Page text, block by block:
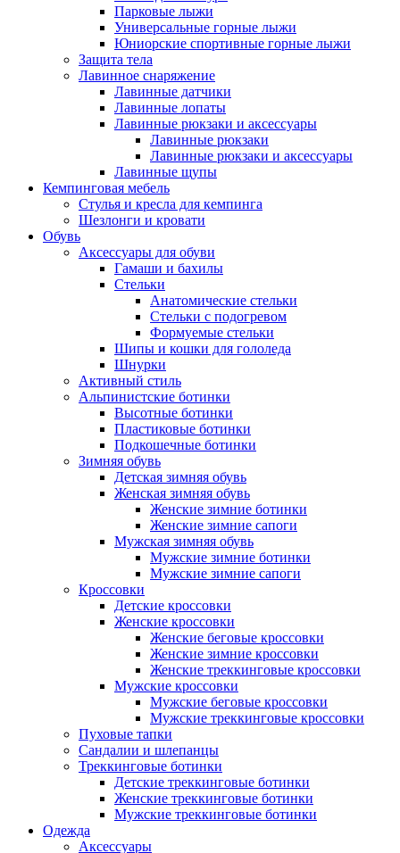
Парковые лыжи
Универсальные горные лыжи
Юниорские спортивные горные лыжи
Защита тела
Лавинное снаряжение
Лавинные датчики
Лавинные лопаты
Лавинные рюкзаки и аксессуары
Лавинные рюкзаки
Лавинные рюкзаки и аксессуары
Лавинные щупы
Кемпинговая мебель
Стулья и кресла для кемпинга
Шезлонги и кровати
Обувь
Аксессуары для обуви
Гамаши и бахилы
Стельки
Анатомические стельки
Стельки с подогревом
Формуемые стельки
Шипы и кошки для гололеда
Шнурки
Активный стиль
Альпинистские ботинки
Высотные ботинки
Пластиковые ботинки
Подкошечные ботинки
Зимняя обувь
Детская зимняя обувь
Женская зимняя обувь
Женские зимние ботинки
Женские зимние сапоги
Мужская зимняя обувь
Мужские зимние ботинки
Мужские зимние сапоги
Кроссовки
Детские кроссовки
Женские кроссовки
Женские беговые кроссовки
Женские зимние кроссовки
Женские треккинговые кроссовки
Мужские кроссовки
Мужские беговые кроссовки
Мужские треккинговые кроссовки
Пуховые тапки
Сандалии и шлепанцы
Треккинговые ботинки
Детские треккинговые ботинки
Женские треккинговые ботинки
Мужские треккинговые ботинки
Одежда
Аксессуары